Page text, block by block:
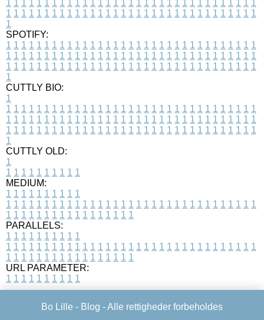
1 1 1 1 1 1 1 1 1 1 1 1 1 1 1 1 1 1 1 1 1 1 1 1 1 1 1 1 1 1 1 1 1
1 1 1 1 1 1 1 1 1 1 1 1 1 1 1 1 1 1 1 1 1 1 1 1 1 1 1 1 1 1 1 1 1
1
SPOTIFY:
1 1 1 1 1 1 1 1 1 1 1 1 1 1 1 1 1 1 1 1 1 1 1 1 1 1 1 1 1 1 1 1 1
1 1 1 1 1 1 1 1 1 1 1 1 1 1 1 1 1 1 1 1 1 1 1 1 1 1 1 1 1 1 1 1 1
1 1 1 1 1 1 1 1 1 1 1 1 1 1 1 1 1 1 1 1 1 1 1 1 1 1 1 1 1 1 1 1 1
1
CUTTLY BIO:
1
1 1 1 1 1 1 1 1 1 1 1 1 1 1 1 1 1 1 1 1 1 1 1 1 1 1 1 1 1 1 1 1 1
1 1 1 1 1 1 1 1 1 1 1 1 1 1 1 1 1 1 1 1 1 1 1 1 1 1 1 1 1 1 1 1 1
1 1 1 1 1 1 1 1 1 1 1 1 1 1 1 1 1 1 1 1 1 1 1 1 1 1 1 1 1 1 1 1 1
1
CUTTLY OLD:
1
1 1 1 1 1 1 1 1 1 1
MEDIUM:
1 1 1 1 1 1 1 1 1 1
1 1 1 1 1 1 1 1 1 1 1 1 1 1 1 1 1 1 1 1 1 1 1 1 1 1 1 1 1 1 1 1 1
1 1 1 1 1 1 1 1 1 1 1 1 1 1 1 1 1
PARALLELS:
1 1 1 1 1 1 1 1 1 1
1 1 1 1 1 1 1 1 1 1 1 1 1 1 1 1 1 1 1 1 1 1 1 1 1 1 1 1 1 1 1 1 1
1 1 1 1 1 1 1 1 1 1 1 1 1 1 1 1 1
URL PARAMETER:
1 1 1 1 1 1 1 1 1 1
Bo Lille - Blog - Alle rettigheder forbeholdes